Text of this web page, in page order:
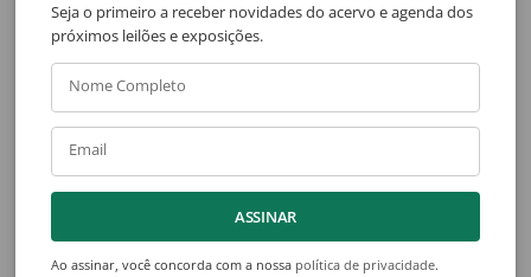
Lasar Segall
Sem Título
Ivald Granato
Nerbulium
Seja o primeiro a receber novidades do acervo e agenda dos
próximos leilões e exposições.
Nome Completo
Email
ASSINAR
Ao assinar, você concorda com a nossa política de privacidade.